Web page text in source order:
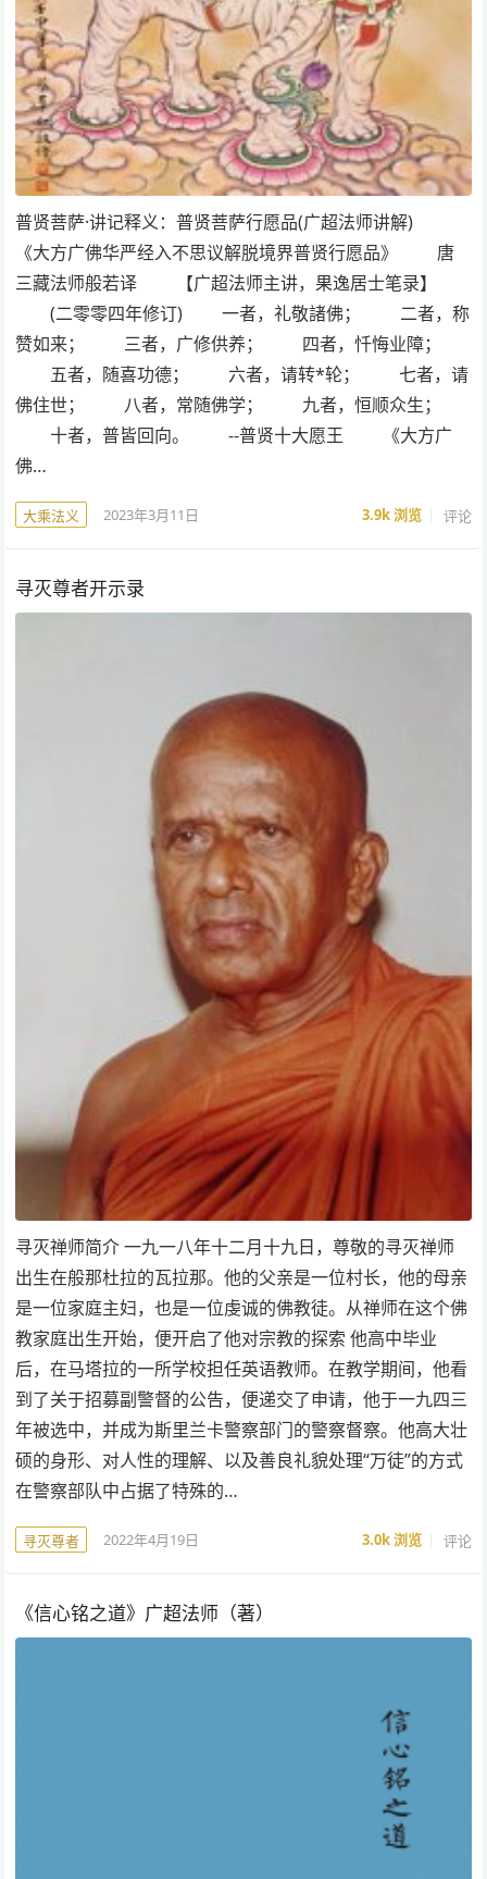
普贤菩萨·讲记释义：普贤菩萨行愿品(广超法师讲解)
《大方广佛华严经入不思议解脱境界普贤行愿品》 唐
三藏法师般若译 【广超法师主讲，果逸居士笔录】
(二零零四年修订) 一者，礼敬諸佛； 二者，称
赞如来； 三者，广修供养； 四者，忏悔业障；
五者，随喜功德； 六者，请转*轮； 七者，请
佛住世； 八者，常随佛学； 九者，恒顺众生；
十者，普皆回向。 --普贤十大愿王 《大方广
佛…
大乘法义 2023年3月11日 3.9k浏览 评论
寻灭尊者开示录
寻灭禅师简介 一九一八年十二月十九日，尊敬的寻灭禅师
出生在般那杜拉的瓦拉那。他的父亲是一位村长，他的母亲
是一位家庭主妇，也是一位虔诚的佛教徒。从禅师在这个佛
教家庭出生开始，便开启了他对宗教的探索 他高中毕业
后，在马塔拉的一所学校担任英语教师。在教学期间，他看
到了关于招募副警督的公告，便递交了申请，他于一九四三
年被选中，并成为斯里兰卡警察部门的警察督察。他高大壮
硕的身形、对人性的理解、以及善良礼貌处理“万徒”的方式
在警察部队中占据了特殊的…
寻灭尊者 2022年4月19日 3.0k浏览 评论
《信心铭之道》广超法师（著）